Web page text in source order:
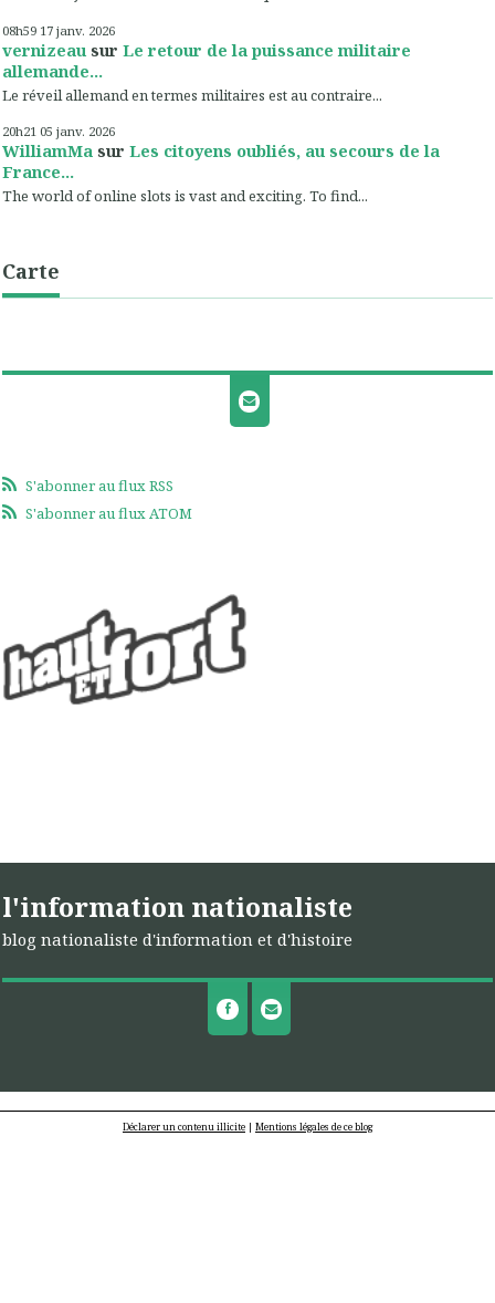
08h59 17 janv. 2026
vernizeau sur Le retour de la puissance militaire
allemande...
Le réveil allemand en termes militaires est au contraire...
20h21 05 janv. 2026
WilliamMa sur Les citoyens oubliés, au secours de la
France...
The world of online slots is vast and exciting. To find...
Carte
S'abonner au flux RSS
S'abonner au flux ATOM
l'information nationaliste
blog nationaliste d'information et d'histoire
Déclarer un contenu illicite | Mentions légales de ce blog